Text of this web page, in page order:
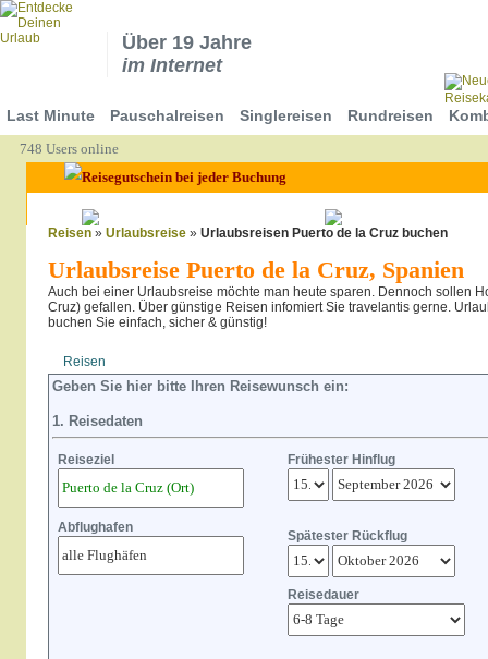
Über 19 Jahre
im Internet
Last Minute Pauschalreisen Singlereisen Rundreisen
748 Users online
Reisen » Urlaubsreise » Urlaubsreisen Puerto de la Cruz buchen
Urlaubsreise Puerto de la Cruz, Spanien
Auch bei einer Urlaubsreise möchte man heute sparen. Dennoch sollen
Cruz) gefallen. Über günstige Reisen infomiert Sie travelantis gerne.
buchen Sie einfach, sicher & günstig!
Reisen
Geben Sie hier bitte Ihren Reisewunsch ein:
1. Reisedaten
Reiseziel Frühester Hinflug
Abflughafen
Spätester Rückflug
Reisedauer